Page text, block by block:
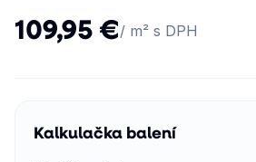
109,95 €/ m² s DPH
Kalkulačka balení